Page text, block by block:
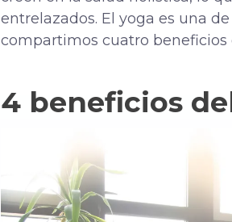
entrelazados. El yoga es una
compartimos cuatro
4 beneficios